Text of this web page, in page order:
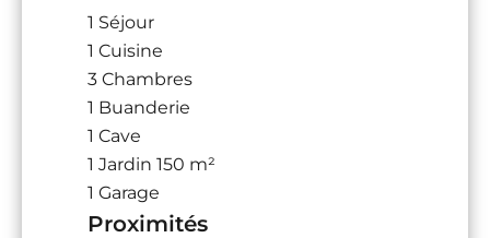
1 Séjour
1 Cuisine
3 Chambres
1 Buanderie
1 Cave
1 Jardin 150 m²
1 Garage
Proximités